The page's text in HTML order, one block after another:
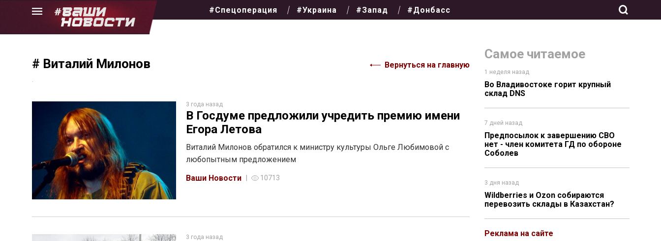
Skip
#Спецоперация #Украина #Запад #Донбасс
# Виталий Милонов Вернуться на главную
3 года назад
В Госдуме предложили учредить премию имени
Егора Летова
Виталий Милонов обратился к министру культуры Ольге Любимовой с
любопытным предложением
Ваши Новости
10713
3 года назад
Самое читаемое
1 неделя назад
Во Владивостоке горит крупный
склад DNS
7 дней назад
Предпосылок к завершению СВО
нет - член комитета ГД по обороне
Соболев
3 дня назад
Wildberries и Ozon собираются
перевозить склады в Казахстан?
Реклама на сайте